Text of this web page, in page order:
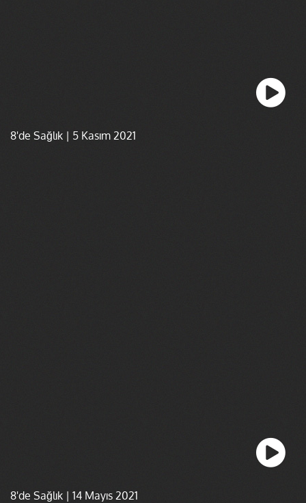
8'de Sağlık | 5 Kasım 2021
8'de Sağlık | 14 Mayıs 2021